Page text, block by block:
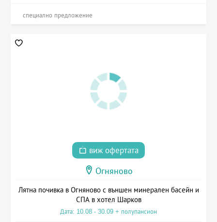
специално предложение
виж офертата
Огняново
Лятна почивка в Огняново с външен минерален басейн и
СПА в хотел Шарков
Дата: 10.08 - 30.09 + полупансион